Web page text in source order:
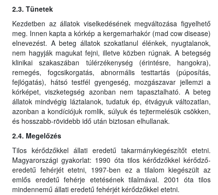
2.3. Tünetek
Kezdetben az állatok viselkedésének megváltozása figyelhető
meg. Innen kapta a kórkép a kergemarhakór (mad cow disease)
elnevezést. A beteg állatok szokatlanul élénkek, nyugtalanok,
nem hagyják magukat fejni, illetve közben rúgnak. A betegség
klinikai szakaszában túlérzékenység (érintésre, hangokra),
remegés, fogcsikorgatás, abnormális testtartás (púposítás,
fejlógatás), hátsó testfél gyengeség, mozgászavar jellemzi a
kórképet, viszketegség azonban nem tapasztalható. A beteg
állatok mindvégig láztalanok, tudatuk ép, étvágyuk változatlan,
azonban a kondíciójuk romlik, súlyuk és tejtermelésük csökken,
és hosszabb-rövidebb idő után biztosan elhullanak.
2.4. Megelőzés
Tilos kérődzőkkel állati eredetű takarmánykiegészítőt etetni.
Magyarországi gyakorlat: 1990 óta tilos kérődzőkkel kérődző-
eredetű fehérjét etetni, 1997-ben ez a tilalom kiegészült az
emlős eredetű fehérje etetésének tilalmával. 2001 óta tilos
mindennemű állati eredetű fehérjét kérődzőkkel etetni.